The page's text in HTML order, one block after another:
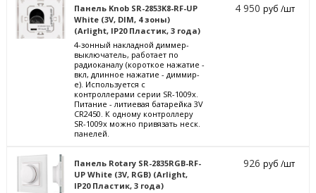
Панель Knob SR-2853K8-RF-UP
White (3V, DIM, 4 зоны)
(Arlight, IP20 Пластик, 3 года)
4-зонный накладной диммер-
выключатель, работает по
радиоканалу (короткое нажатие -
вкл, длинное нажатие - диммир-
е). Используется с
контроллерами серии SR-1009х.
Питание - литиевая батарейка 3V
CR2450. К одному контроллеру
SR-1009х можно привязать неск.
панелей.
4 950руб /шт
Панель Rotary SR-2835RGB-RF-
UP White (3V, RGB) (Arlight,
IP20 Пластик, 3 года)
926руб /шт